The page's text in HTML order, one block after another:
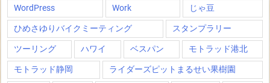
WordPress Work じゃ豆
ひめさゆりバイクミーティング スタンプラリー
ツーリング ハワイ ベスパン モトラッド港北
モトラッド静岡 ライダーズピットまるせい果樹園